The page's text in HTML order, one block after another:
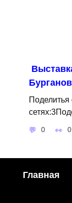
Поделитья
0 0
Главная